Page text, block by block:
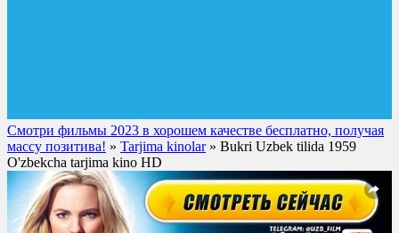
Смотри фильмы 2023 в хорошем качестве бесплатно, получая
массу позитива! » Tarjima kinolar» Bukri Uzbek tilida 1959
O'zbekcha tarjima kino HD